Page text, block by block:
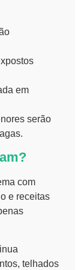
em
serão
com
e receitas
telhados